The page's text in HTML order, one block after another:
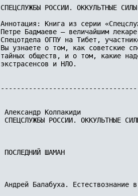
СПЕЦСЛУЖБЫ РОССИИ. ОККУЛЬТНЫЕ
Аннотация: Книга из серии
Петре Бадмаеве — величайшим
Спецотдела ОГПУ на Тибет,
Вы узнаете о том, как советские
тайных обществ, и о том, какие
экстрасенсов и НЛО.
Александр Колпакиди
СПЕЦСЛУЖБЫ РОССИИ. ОККУЛЬТНЫЕ
ПОСЛЕДНИЙ ШАМАН
Андрей Балабуха. Естествознание